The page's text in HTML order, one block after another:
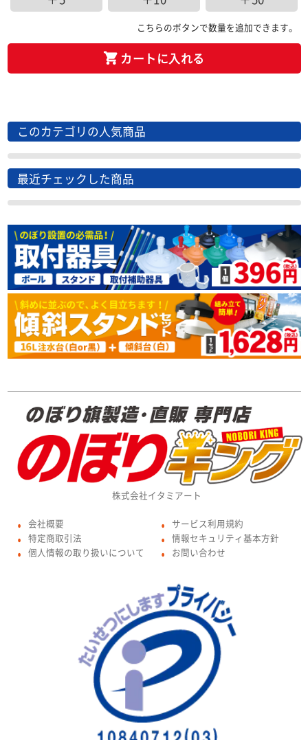
こちらのボタンで数量を追加できます。
カートに入れる
このカテゴリの人気商品
最近チェックした商品
株式会社イタミアート
● 会社概要
● 特定商取引法
● 個人情報の取り扱いについて
● サービス利用規約
● 情報セキュリティ基本方針
● お問い合わせ